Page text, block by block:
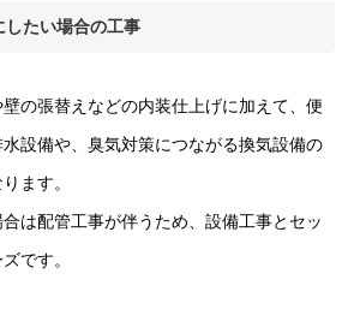
したい場合の工事
壁の張替えなどの内装仕上げに加えて、便
設備や、臭気対策につながる換気設備の
ます。
は配管工事が伴うため、設備工事とセッ
です。